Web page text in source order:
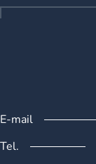
í
E-mail
Tel.